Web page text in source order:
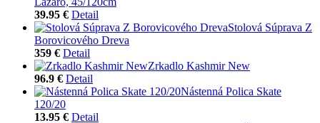
39.95 € Detail
Stolová Súprava Z
Borovicového Dreva
359 € Detail
Zrkadlo Kashmir New
96.9 € Detail
Nástenná Polica Skate
120/20
13.95 € Detail